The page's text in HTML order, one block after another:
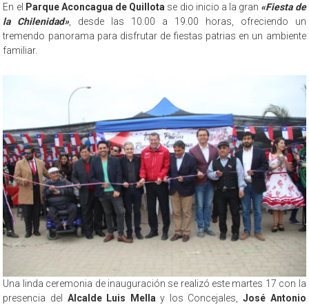
En el Parque Aconcagua de Quillota se dio inicio a la gran «Fiesta de
la Chilenidad», desde las 10.00 a 19.00 horas, ofreciendo un
tremendo panorama para disfrutar de fiestas patrias en un ambiente
familiar.
Una linda ceremonia de inauguración se realizó este martes 17 con la
presencia del Alcalde Luis Mellay los Concejales, José Antonio